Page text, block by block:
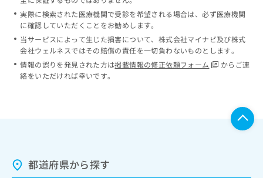
実際に検索された医療機関で受診を希望される場合は、必ず医療機関
に確認していただくことをお勧めします。
当サービスによって生じた損害について、株式会社マイナビ及び株式
会社ウェルネスではその賠償の責任を一切負わないものとします。
情報の誤りを発見された方は掲載情報の修正依頼フォーム
からご連
絡をいただければ幸いです。
都道府県から探す